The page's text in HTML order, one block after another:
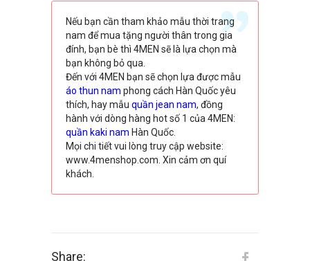
Nếu bạn cần tham khảo mẫu thời trang
nam để mua tặng người thân trong gia
đính, bạn bè thì 4MEN sẽ là lựa chọn mà
bạn không bỏ qua.
Đến với 4MEN bạn sẽ chọn lựa được mẫu
áo thun nam phong cách Hàn Quốc yêu
thích, hay mẫu quần jean nam, đồng
hành với dòng hàng hot số 1 của 4MEN:
quần kaki nam Hàn Quốc.
Mọi chi tiết vui lòng truy cập website:
www.4menshop.com. Xin cảm ơn quí
khách.
Share: